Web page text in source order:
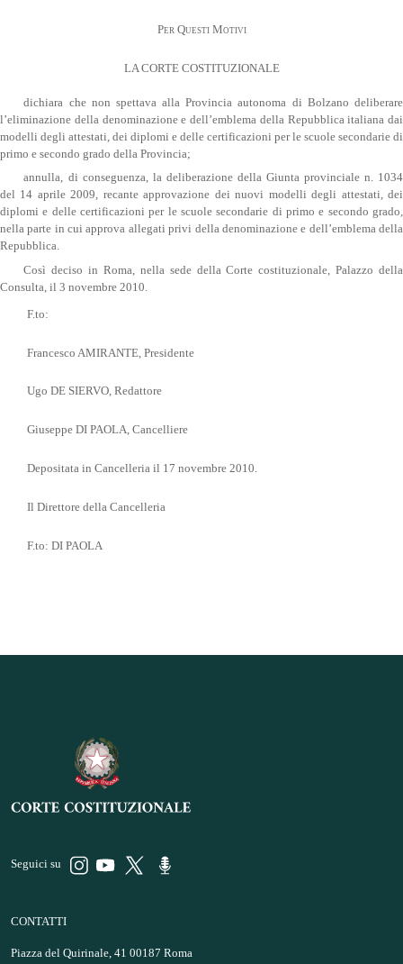
Per Questi Motivi
LA CORTE COSTITUZIONALE
dichiara che non spettava alla Provincia autonoma di Bolzano deliberare
l’eliminazione della denominazione e dell’emblema della Repubblica italiana dai
modelli degli attestati, dei diplomi e delle certificazioni per le scuole secondarie di
primo e secondo grado della Provincia;
annulla, di conseguenza, la deliberazione della Giunta provinciale n. 1034
del 14 aprile 2009, recante approvazione dei nuovi modelli degli attestati, dei
diplomi e delle certificazioni per le scuole secondarie di primo e secondo grado,
nella parte in cui approva allegati privi della denominazione e dell’emblema della
Repubblica.
Così deciso in Roma, nella sede della Corte costituzionale, Palazzo della
Consulta, il 3 novembre 2010.
F.to:
Francesco AMIRANTE, Presidente
Ugo DE SIERVO, Redattore
Giuseppe DI PAOLA, Cancelliere
Depositata in Cancelleria il 17 novembre 2010.
Il Direttore della Cancelleria
F.to: DI PAOLA
Seguici su
CONTATTI
Piazza del Quirinale, 41 00187 Roma